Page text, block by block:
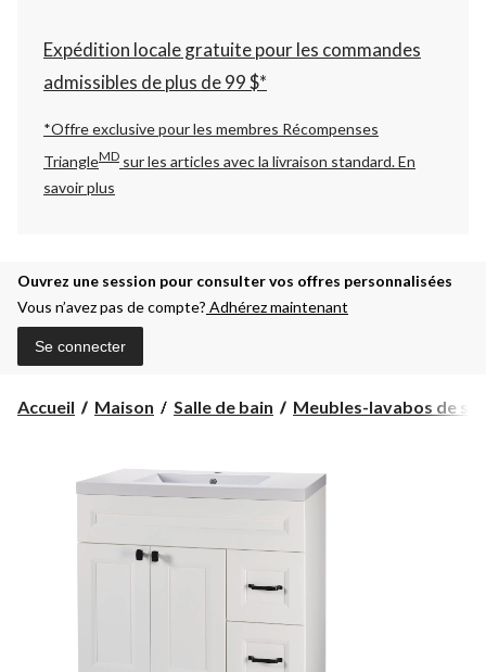
changer
Expédition locale gratuite pour les commandes
admissibles de plus de 99 $*
*Offre exclusive pour les membres Récompenses
TriangleMD sur les articles avec la livraison standard.En
savoir plus
Ouvrez une session pour consulter vos offres personnalisées
Vous n’avez pas de compte? Adhérez maintenant
Se connecter
Accueil Maison Salle de bain Meubles-lavabos de